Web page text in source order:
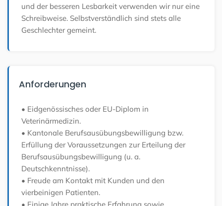
und der besseren Lesbarkeit verwenden wir nur eine
Schreibweise. Selbstverständlich sind stets alle
Geschlechter gemeint.
Anforderungen
• Eidgenössisches oder EU-Diplom in
Veterinärmedizin.
• Kantonale Berufsausübungsbewilligung bzw.
Erfüllung der Voraussetzungen zur Erteilung der
Berufsausübungsbewilligung (u. a.
Deutschkenntnisse).
• Freude am Kontakt mit Kunden und den
vierbeinigen Patienten.